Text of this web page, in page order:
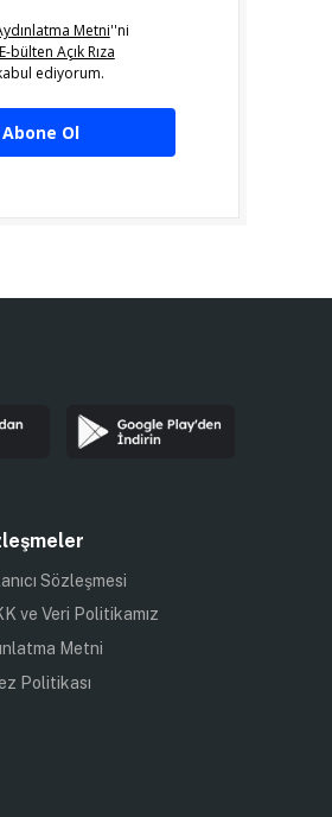
Metni''ni
E-bülten Açık Rıza
ediyorum.
Abone Ol
Sözleşmesi
ve Veri Politikamız
Metni
Politikası